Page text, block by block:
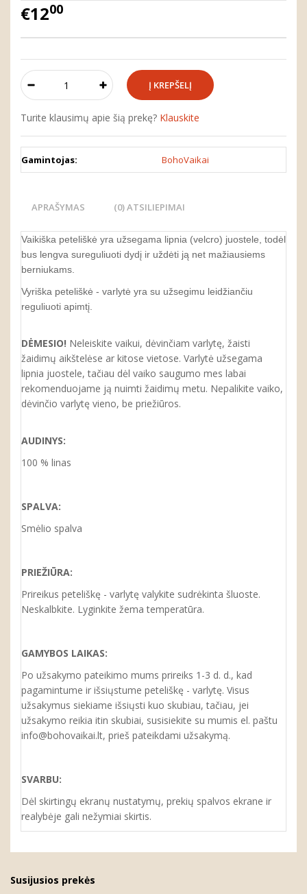
€1200
Turite klausimų apie šią prekę? Klauskite
Gamintojas: BohoVaikai
APRAŠYMAS (0) ATSILIEPIMAI
Vaikiška peteliškė yra užsegama lipnia (velcro) juostele, todėl
bus lengva sureguliuoti dydį ir uždėti ją net mažiausiems
berniukams.
Vyriška peteliškė - varlytė yra su užsegimu leidžiančiu
reguliuoti apimtį.
DĖMESIO! Neleiskite vaikui, dėvinčiam varlytę, žaisti
žaidimų aikštelėse ar kitose vietose. Varlytė užsegama
lipnia juostele, tačiau dėl vaiko saugumo mes labai
rekomenduojame ją nuimti žaidimų metu. Nepalikite vaiko,
dėvinčio varlytę vieno, be priežiūros.
AUDINYS:
100 % linas
SPALVA:
Smėlio spalva
PRIEŽIŪRA:
Prireikus peteliškę - varlytę valykite sudrėkinta šluoste.
Neskalbkite. Lyginkite žema temperatūra.
GAMYBOS LAIKAS:
Po užsakymo pateikimo mums prireiks 1-3 d. d., kad
pagamintume ir išsiųstume peteliškę - varlytę. Visus
užsakymus siekiame išsiųsti kuo skubiau, tačiau, jei
užsakymo reikia itin skubiai, susisiekite su mumis el. paštu
info@bohovaikai.lt, prieš pateikdami užsakymą.
SVARBU:
Dėl skirtingų ekranų nustatymų, prekių spalvos ekrane ir
realybėje gali nežymiai skirtis.
Susijusios prekės